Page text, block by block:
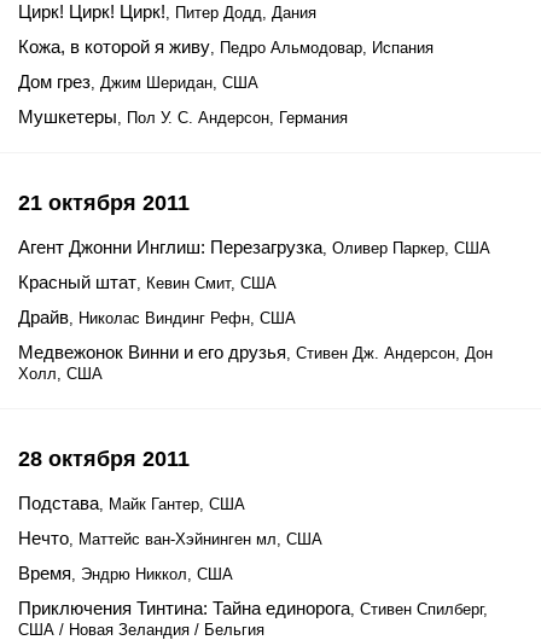
Цирк! Цирк! Цирк!, Питер Додд, Дания
Кожа, в которой я живу, Педро Альмодовар, Испания
Дом грез, Джим Шеридан, США
Мушкетеры, Пол У. С. Андерсон, Германия
21 октября 2011
Агент Джонни Инглиш: Перезагрузка, Оливер Паркер, США
Красный штат, Кевин Смит, США
Драйв, Николас Виндинг Рефн, США
Медвежонок Винни и его друзья, Стивен Дж. Андерсон, Дон
Холл, США
28 октября 2011
Подстава, Майк Гантер, США
Нечто, Маттейс ван-Хэйнинген мл, США
Время, Эндрю Никкол, США
Приключения Тинтина: Тайна единорога, Стивен Спилберг,
США / Новая Зеландия / Бельгия